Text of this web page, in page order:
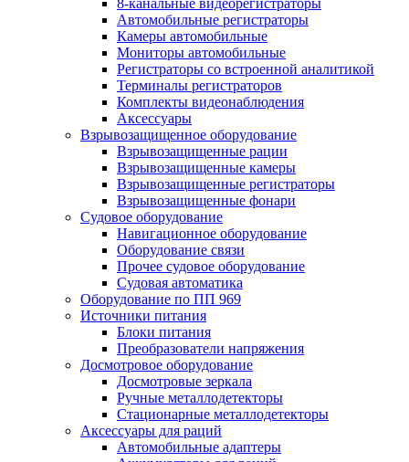
8-канальные видеорегистраторы
Автомобильные регистраторы
Камеры автомобильные
Мониторы автомобильные
Регистраторы со встроенной аналитикой
Терминалы регистраторов
Комплекты видеонаблюдения
Аксессуары
Взрывозащищенное оборудование
Взрывозащищенные рации
Взрывозащищенные камеры
Взрывозащищенные регистраторы
Взрывозащищенные фонари
Судовое оборудование
Навигационное оборудование
Оборудование связи
Прочее судовое оборудование
Судовая автоматика
Оборудование по ПП 969
Источники питания
Блоки питания
Преобразователи напряжения
Досмотровое оборудование
Досмотровые зеркала
Ручные металлодетекторы
Стационарные металлодетекторы
Аксессуары для раций
Автомобильные адаптеры